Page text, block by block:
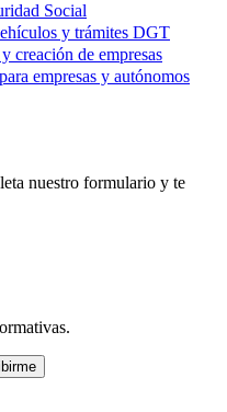
Social
y trámites DGT
creación de empresas
empresas y autónomos
nuestro formulario y te